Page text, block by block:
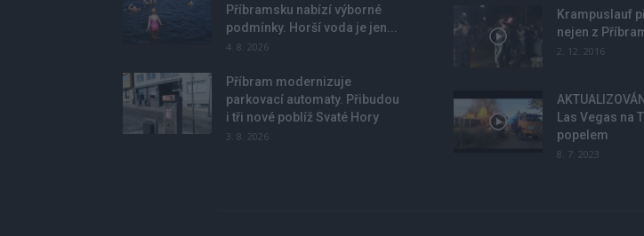
Příbramsku nabízí výborné
podmínky. Horší voda je jen...
4. 8. 2026
Příbram modernizuje
parkovací automaty. Přibudou
i tři nové poblíž Svaté Hory
3. 8. 2026
Krampuslauf
nejen z
2. 12. 2016
Las Vegas na
popelem
8. 7. 2023